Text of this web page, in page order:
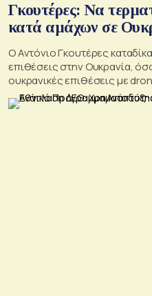
Γκουτέρες: Να
κατά αμάχων σε
Ο Αντόνιο Γκουτέρες
επιθέσεις στην Ουκρανία,
ουκρανικές επιθέσεις με
Ρωσίας, οι οποίες
ζημιές σε μη στρατιωτικές